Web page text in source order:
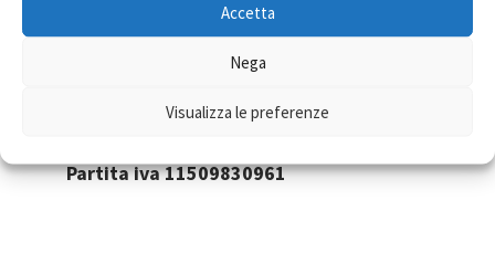
Accetta
Nega
Visualizza le preferenze
Via del Lavoro 10 20874 Busnago (MB)
Viale Molise 20137 Milano
info@larestaurapersiane.it
Partita iva 11509830961